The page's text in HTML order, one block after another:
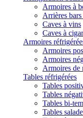
Armoires à
Arrières
Caves à vins
Caves à
Armoires
Armoires
Armoires
Armoires de
Tables réfrigérées
Tables
Tables
Tables bi-
Tables